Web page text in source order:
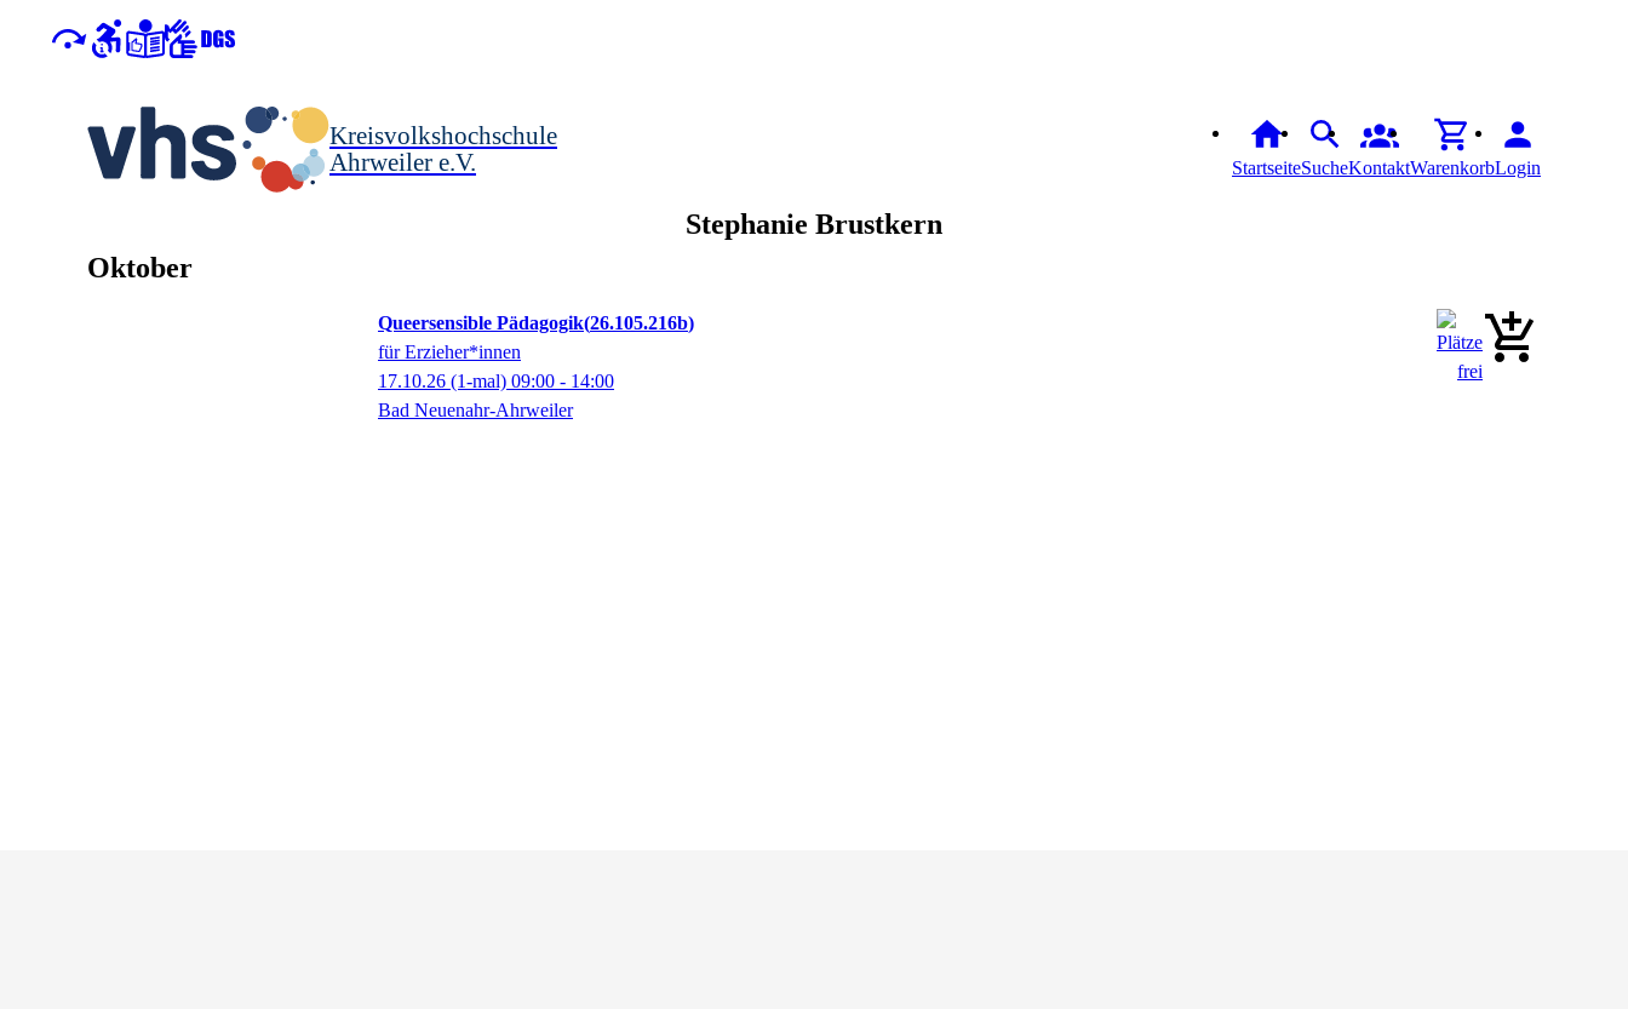
Kreisvolkshochschule
Ahrweiler e.V.
StartseiteSucheKontaktWarenkorbLogin
Stephanie Brustkern
Oktober
Queersensible Pädagogik 26.105.216b
für Erzieher*innen
17.10.26 (1-mal) 09:00 - 14:00
Bad Neuenahr-Ahrweiler